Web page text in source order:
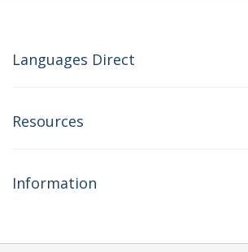
Languages Direct
Resources
Information